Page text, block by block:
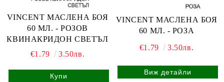
VINCENT МАСЛЕНА БОЯ
60 МЛ. - РОЗОВ
КВИНАКРИДОН СВЕТЪЛ
€1.79
3.50лв.
VINCENT МАСЛЕНА БОЯ
60 МЛ. - РОЗА
€1.79 3.50лв.
Виж детайли